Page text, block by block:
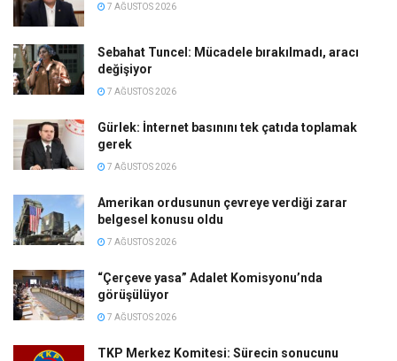
7 AĞUSTOS 2026
Sebahat Tuncel: Mücadele bırakılmadı, aracı
değişiyor
7 AĞUSTOS 2026
Gürlek: İnternet basınını tek çatıda toplamak
gerek
7 AĞUSTOS 2026
Amerikan ordusunun çevreye verdiği zarar
belgesel konusu oldu
7 AĞUSTOS 2026
“Çerçeve yasa” Adalet Komisyonu’nda
görüşülüyor
7 AĞUSTOS 2026
TKP Merkez Komitesi: Sürecin sonucunu